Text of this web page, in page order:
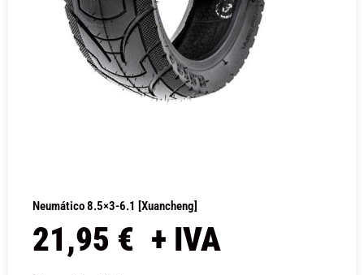
Neumático 8.5×3-6.1 [Xuancheng]
21,95 € + IVA